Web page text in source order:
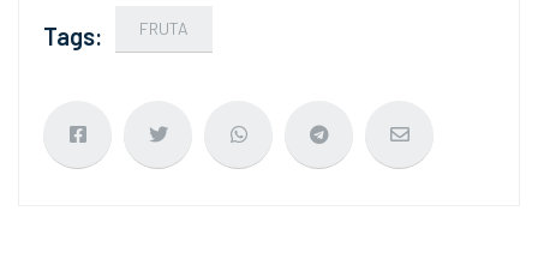
Tags: FRUTA